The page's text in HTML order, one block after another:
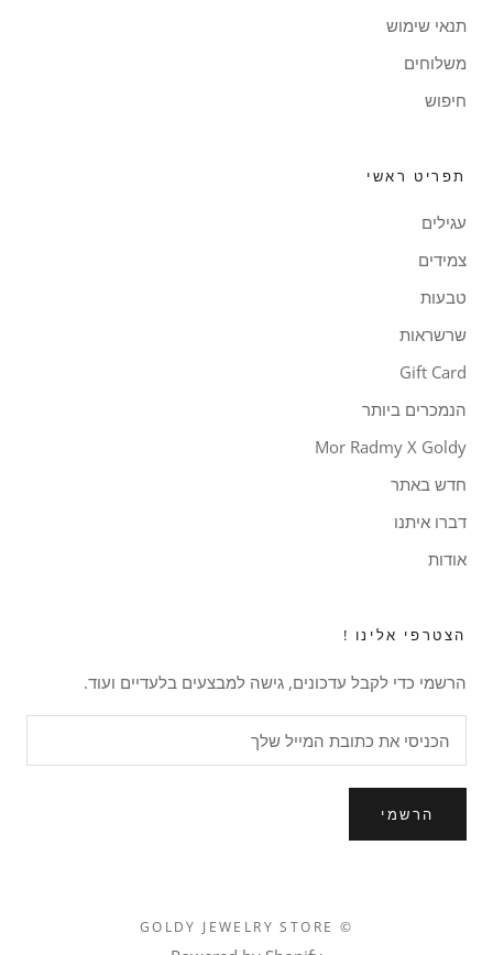
תנאי שימוש
משלוחים
חיפוש
תפריט ראשי
עגילים
צמידים
טבעות
שרשראות
Gift Card
הנמכרים ביותר
Mor Radmy X Goldy
חדש באתר
דברו איתנו
אודות
הצטרפי אלינו !
הרשמי כדי לקבל עדכונים, גישה למבצעים בלעדיים ועוד.
הרשמי
© GOLDY JEWELRY STORE